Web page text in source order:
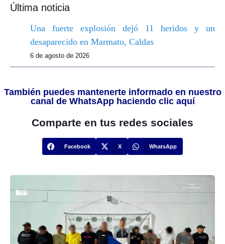
Última noticia
Una fuerte explosión dejó 11 heridos y un
desaparecido en Marmato, Caldas
6 de agosto de 2026
También puedes mantenerte informado en nuestro
canal de WhatsApp haciendo clic aquí
Comparte en tus redes sociales
Facebook X WhatsApp